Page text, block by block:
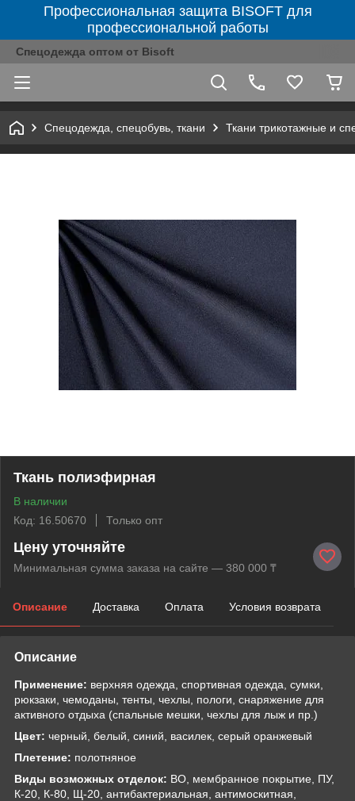
Профессиональная защита BISOFT для
профессиональной работы
Спецодежда оптом от Bisoft
Спецодежда, спецобувь, ткани Ткани трикотажные и
Ткань полиэфирная
В наличии
Код: 16.50670
Только опт
Цену уточняйте
Минимальная сумма заказа на сайте — 380 000 ₸
Описание Доставка Оплата Условия возврата
Описание
Применение: верхняя одежда, спортивная одежда, сумки,
рюкзаки, чемоданы, тенты, чехлы, пологи, снаряжение для
активного отдыха (спальные мешки, чехлы для лыж и пр.)
Цвет: черный, белый, синий, василек, серый оранжевый
Плетение: полотняное
Виды возможных отделок: ВО, мембранное покрытие, ПУ,
К-20, К-80, Щ-20, антибактериальная, антимоскитная,